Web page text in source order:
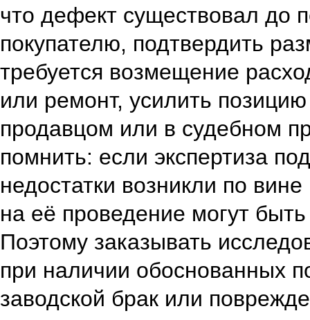
что дефект существовал до
покупателю, подтвердить
требуется возмещение
или ремонт, усилить
продавцом или в судебном
помнить: если экспертиза
недостатки возникли по
на её проведение могут
Поэтому заказывать
при наличии обоснованных
заводской брак или